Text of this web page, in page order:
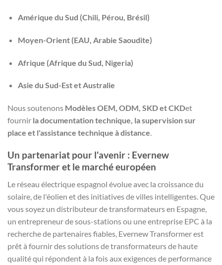
Amérique du Sud (Chili, Pérou, Brésil)
Moyen-Orient (EAU, Arabie Saoudite)
Afrique (Afrique du Sud, Nigeria)
Asie du Sud-Est et Australie
Nous soutenons Modèles OEM, ODM, SKD et CKDet
fournir la documentation technique, la supervision sur
place et l'assistance technique à distance.
Un partenariat pour l'avenir : Evernew
Transformer et le marché européen
Le réseau électrique espagnol évolue avec la croissance du
solaire, de l'éolien et des initiatives de villes intelligentes. Que
vous soyez un distributeur de transformateurs en Espagne,
un entrepreneur de sous-stations ou une entreprise EPC à la
recherche de partenaires fiables, Evernew Transformer est
prêt à fournir des solutions de transformateurs de haute
qualité qui répondent à la fois aux exigences de performance